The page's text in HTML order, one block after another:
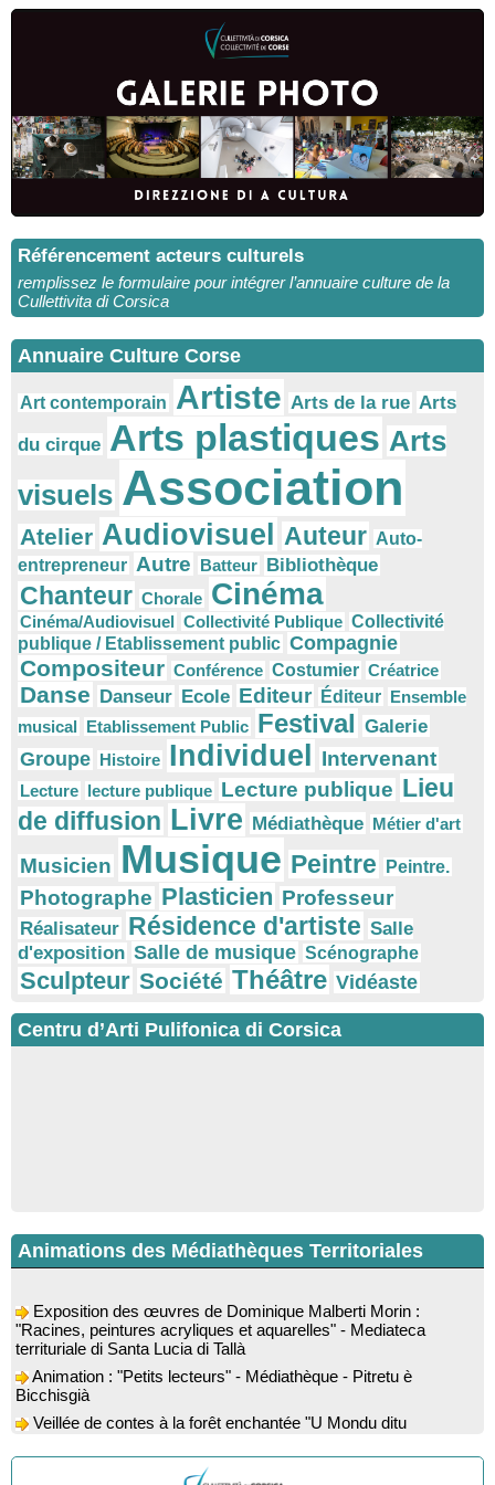
Référencement acteurs culturels
remplissez le formulaire pour intégrer l’annuaire culture de la
Cullettivita di Corsica
Annuaire Culture Corse
Art contemporain Artiste Arts de la rue Arts
du cirque Arts plastiques Arts
visuels Association
Atelier Audiovisuel Auteur Auto-
entrepreneur Autre Batteur Bibliothèque
Chanteur Chorale Cinéma
Cinéma/Audiovisuel Collectivité Publique Collectivité
publique / Etablissement public Compagnie
Compositeur Conférence Costumier Créatrice
Danse Danseur Ecole Editeur Éditeur Ensemble
musical Etablissement Public Festival Galerie
Groupe Histoire Individuel Intervenant
Lecture lecture publique Lecture publique Lieu
de diffusion Livre Médiathèque Métier d'art
Musicien Musique Peintre Peintre.
Photographe Plasticien Professeur
Réalisateur Résidence d'artiste Salle
d'exposition Salle de musique Scénographe
Sculpteur Société Théâtre Vidéaste
Centru d’Arti Pulifonica di Corsica
Animations des Médiathèques Territoriales
"Racines, peintures acryliques et aquarelles" - Mediateca
territuriale di Santa Lucia di Tallà
Animation : "Petits lecteurs" - Médiathèque - Pitretu è
Bicchisgià
Veillée de contes à la forêt enchantée "U Mondu ditu
mignuleddu" par la Caravane de Conteurs - Currà
patrimoine religieux, roman, thermal et littéraire - Spaziu Jean-